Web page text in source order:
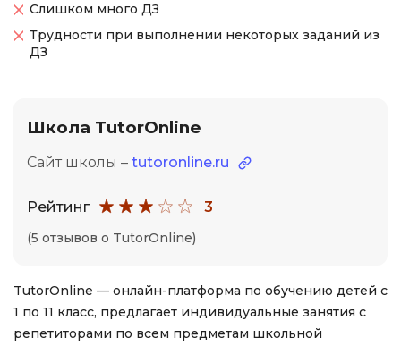
Слишком много ДЗ
Трудности при выполнении некоторых заданий из
ДЗ
Школа TutorOnline
Сайт школы – tutoronline.ru
Рейтинг 3
(5 отзывов о TutorOnline)
TutorOnline — онлайн-платформа по обучению детей с
1 по 11 класс, предлагает индивидуальные занятия с
репетиторами по всем предметам школьной